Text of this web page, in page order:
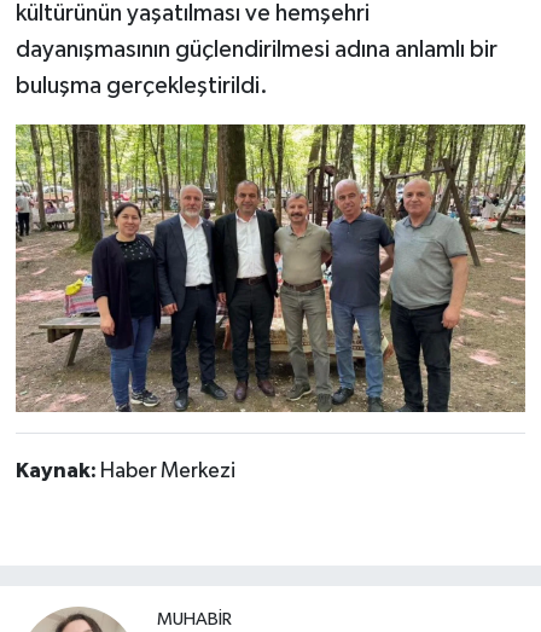
kültürünün yaşatılması ve hemşehri
dayanışmasının güçlendirilmesi adına anlamlı bir
buluşma gerçekleştirildi.
Kaynak: Haber Merkezi
MUHABİR